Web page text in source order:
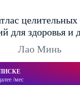
целительных
для здоровья и
Лао Минь
/мес